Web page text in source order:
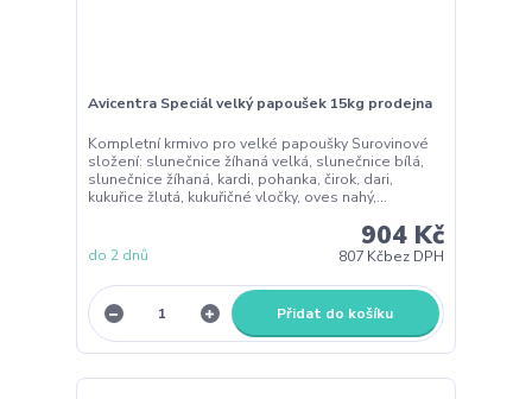
Avicentra Speciál velký papoušek 15kg prodejna
Kompletní krmivo pro velké papoušky Surovinové
složení: slunečnice žíhaná velká, slunečnice bílá,
slunečnice žíhaná, kardi, pohanka, čirok, dari,
kukuřice žlutá, kukuřičné vločky, oves nahý,...
904 Kč
807 Kčbez DPH
do 2 dnů
Přidat do košíku